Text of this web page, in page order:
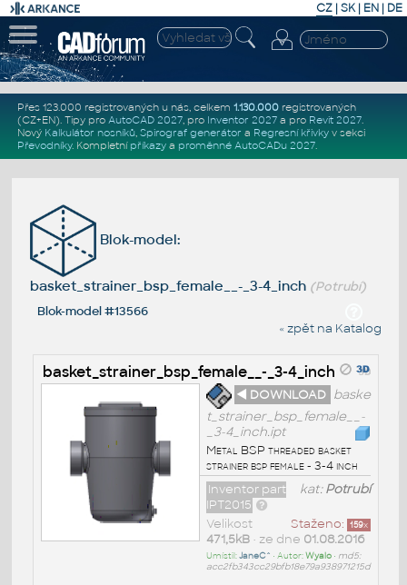
CZ | SK| EN | DE
Přes 123.000 registrovaných u nás, celkem 1.130.000registrovaných
(CZ+EN). Tipy pro AutoCAD 2027, pro Inventor 2027a pro Revit 2027.
Nový Kalkulátor nosníků, Spirograf generátor a Regresní křivkyv sekci
Převodníky. Kompletní příkazya proměnné AutoCADu 2027.
Blok-model:
basket_strainer_bsp_female__-_3-4_inch (Potrubí)
Blok-model #13566
« zpět na Katalog
basket_strainer_bsp_female__-_3-4_inch
◄ DOWNLOAD baske
t_strainer_bsp_female__-
_3-4_inch.ipt
Metal BSP threaded basket
strainer bsp female - 3-4 inch
kat:Potrubí
Inventor part
IPT2015
Staženo: 159x
Velikost
471,5kB• ze dne 01.08.2016
Umístil:JaneC^ • Autor:Wyalo• md5:
acc2fb343cc29bfb18e79a938971215d